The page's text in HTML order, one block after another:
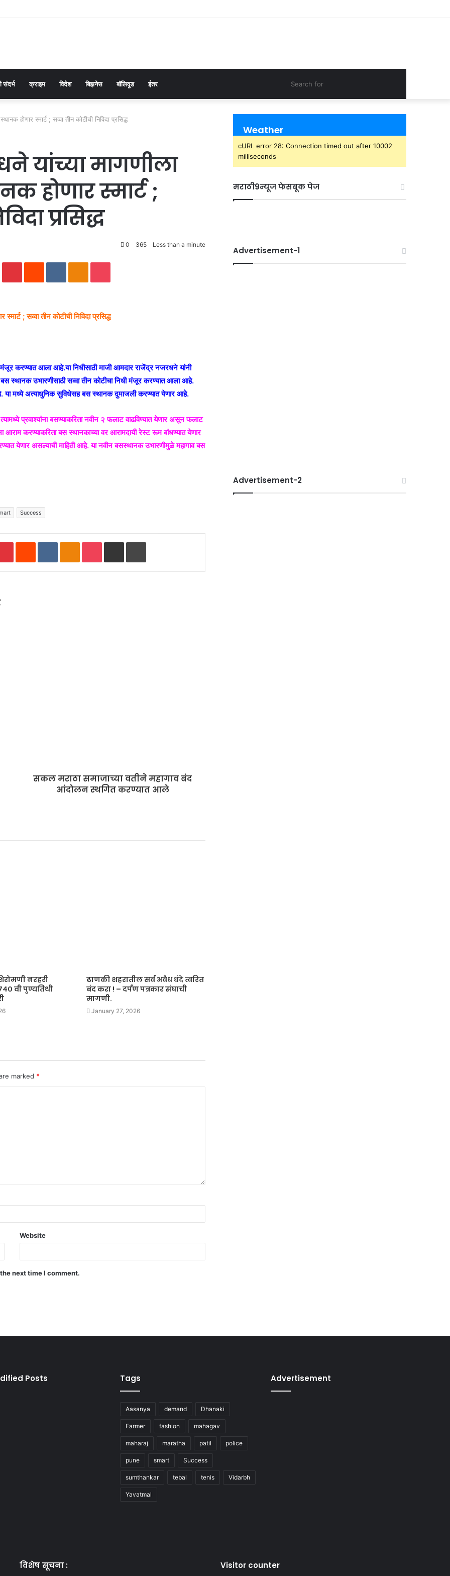
संदर्भ क्राइम विदेश बिझनेस बॉलिवूड ईतर
for
Random
Article
होणार स्मार्ट ; सव्वा तीन कोटीची निविदा प्रसिद्ध
यांच्या मागणीला
होणार स्मार्ट ;
प्रसिद्ध
0 365 Less than a minute
Tumblr Pinterest Reddit VKontakte
; सव्वा तीन कोटीची निविदा प्रसिद्ध
मंजूर करण्यात आला आहे.या निधीसाठी माजी आमदार राजेंद्र नजरधने यांनी
स्थानक उभारणीसाठी सव्वा तीन कोटीचा निधी मंजूर करण्यात आला आहे.
या मध्ये अत्याधुनिक सुविधेसह बस स्थानक दुमाजली करण्यात येणार आहे.
प्रवाश्यांना बसण्याकरिता नवीन २ फलाट वाढविण्यात येणार असून फलाट
करण्याकरिता बस स्थानकाच्या वर आरामदायी रेस्ट रूम बांधण्यात येणार
येणार असल्याची माहिती आहे. या नवीन बसस्थानक उभारणीमुळे महागाव बस
Success
Pinterest Reddit VKontakte Odnoklassniki Pocket Share via Email Print
सकल मराठा समाजाच्या वतीने महागाव बंद
आंदोलन स्थगित करण्यात आले
नरहरी
वी पुण्यतिथी
ढाणकी शहरातील सर्व अवैध धंदे त्वरित
बंद करा ! – दर्पण पत्रकार संघाची
मागणी.
January 27, 2026
marked *
Website
next time I comment.
Weather
cURL error 28: Connection timed out after 10002
milliseconds
मराठी9न्यूज फेसबूक पेज
Advertisement-1
Advertisement-2
Posts Tags
Aasanya demand Dhanaki
Farmer fashion mahagav
maharaj maratha patil police
pune smart Success
sumthankar tebal tenis Vidarbh
Yavatmal
Advertisement
विशेष सूचना : Visitor counter